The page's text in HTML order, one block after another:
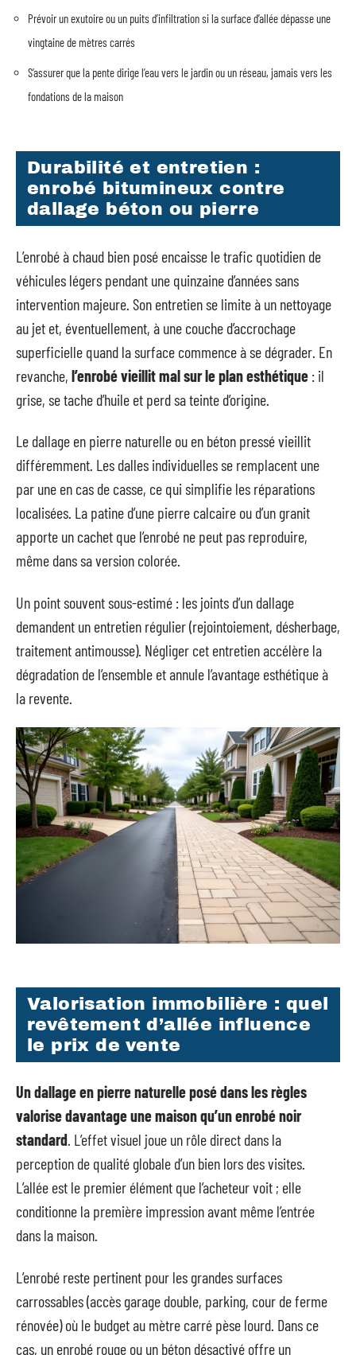
Prévoir un exutoire ou un puits d’infiltration si la surface d’allée dépasse une
vingtaine de mètres carrés
S’assurer que la pente dirige l’eau vers le jardin ou un réseau, jamais vers les
fondations de la maison
Durabilité et entretien :
enrobé bitumineux contre
dallage béton ou pierre
L’enrobé à chaud bien posé encaisse le trafic quotidien de
véhicules légers pendant une quinzaine d’années sans
intervention majeure. Son entretien se limite à un nettoyage
au jet et, éventuellement, à une couche d’accrochage
superficielle quand la surface commence à se dégrader. En
revanche, l’enrobé vieillit mal sur le plan esthétique : il
grise, se tache d’huile et perd sa teinte d’origine.
Le dallage en pierre naturelle ou en béton pressé vieillit
différemment. Les dalles individuelles se remplacent une
par une en cas de casse, ce qui simplifie les réparations
localisées. La patine d’une pierre calcaire ou d’un granit
apporte un cachet que l’enrobé ne peut pas reproduire,
même dans sa version colorée.
Un point souvent sous-estimé : les joints d’un dallage
demandent un entretien régulier (rejointoiement, désherbage,
traitement antimousse). Négliger cet entretien accélère la
dégradation de l’ensemble et annule l’avantage esthétique à
la revente.
Valorisation immobilière : quel
revêtement d’allée influence
le prix de vente
Un dallage en pierre naturelle posé dans les règles
valorise davantage une maison qu’un enrobé noir
standard. L’effet visuel joue un rôle direct dans la
perception de qualité globale d’un bien lors des visites.
L’allée est le premier élément que l’acheteur voit ; elle
conditionne la première impression avant même l’entrée
dans la maison.
L’enrobé reste pertinent pour les grandes surfaces
carrossables (accès garage double, parking, cour de ferme
rénovée) où le budget au mètre carré pèse lourd. Dans ce
cas, un enrobé rouge ou un béton désactivé offre un